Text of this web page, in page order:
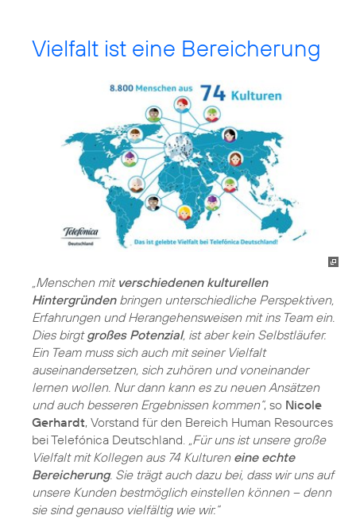
Vielfalt ist eine Bereicherung
„Menschen mit verschiedenen kulturellen
Hintergründenbringen unterschiedliche Perspektiven,
Erfahrungen und Herangehensweisen mit ins Team ein.
Dies birgtgroßes Potenzial, ist aber kein Selbstläufer.
Ein Team muss sich auch mit seiner Vielfalt
auseinandersetzen, sich zuhören und voneinander
lernen wollen. Nur dann kann es zu neuen Ansätzen
und auch besseren Ergebnissen kommen“, so Nicole
Gerhardt, Vorstand für den Bereich Human Resources
bei Telefónica Deutschland. „Für uns ist unsere große
Vielfalt mit Kollegen aus 74 Kulturen eine echte
Bereicherung. Sie trägt auch dazu bei, dass wir uns auf
unsere Kunden bestmöglich einstellen können – denn
sie sind genauso vielfältig wie wir.“